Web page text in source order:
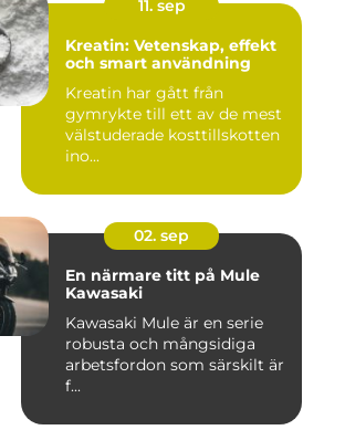
11. sep
Kreatin: Vetenskap, effekt
och smart användning
Kreatin har gått från
gymrykte till ett av de mest
välstuderade kosttillskotten
ino...
02. sep
En närmare titt på Mule
Kawasaki
Kawasaki Mule är en serie
robusta och mångsidiga
arbetsfordon som särskilt är
f...